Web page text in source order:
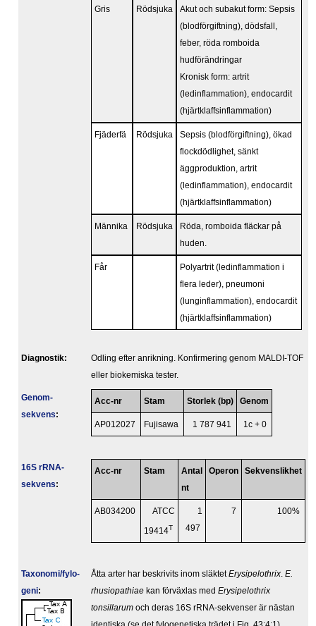
Gris Rödsjuka
Akut och subakut form: Sepsis
(blodförgiftning), dödsfall,
feber, röda romboida
hudförändringar
Kronisk form: artrit
(ledinflammation), endocardit
(hjärtklaffsinflammation)
Fjäderfä Rödsjuka
Sepsis (blodförgiftning), ökad
flockdödlighet, sänkt
äggproduktion, artrit
(ledinflammation), endocardit
(hjärtklaffsinflammation)
Männika Rödsjuka
Röda, romboida fläckar på
huden.
Får
Polyartrit (ledinflammation i
flera leder), pneumoni
(lunginflammation), endocardit
(hjärtklaffsinflammation)
Diagnostik:
Odling efter anrikning. Konfirmering genom MALDI-TOF
eller biokemiska tester.
Genom­
sekvens:
Acc-nr Stam Storlek (bp) Genom
AP012027 Fujisawa 1 787 941 1c + 0
16S rRNA-
sekvens:
Acc-nr Stam
Antal
nt
Operon Sekvenslikhet
AB034200 ATCC
19414T
1
497
7 100%
Taxonomi/fylo­
geni:
Åtta arter har beskrivits inom släktetErysipelothrix E.
rhusiopathiae kan förväxlas med Erysipelothrix
tonsillarum och deras 16S rRNA-sekvenser är nästan